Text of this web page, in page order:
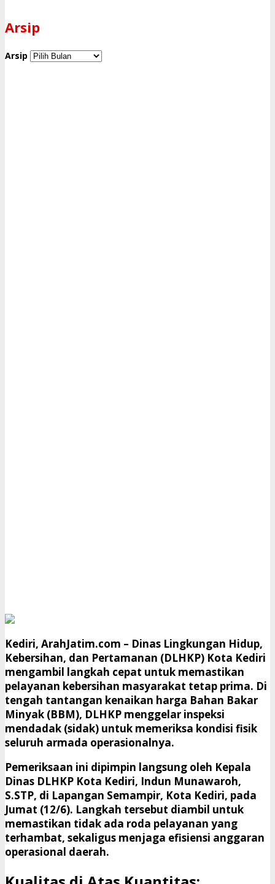
Arsip
Arsip
Kediri, ArahJatim.com – Dinas Lingkungan Hidup,
Kebersihan, dan Pertamanan (DLHKP) Kota Kediri
mengambil langkah cepat untuk memastikan
pelayanan kebersihan masyarakat tetap prima. Di
tengah tantangan kenaikan harga Bahan Bakar
Minyak (BBM), DLHKP menggelar inspeksi
mendadak (sidak) untuk memeriksa kondisi fisik
seluruh armada operasionalnya.
​Pemeriksaan ini dipimpin langsung oleh Kepala
Dinas DLHKP Kota Kediri, Indun Munawaroh,
S.STP, di Lapangan Semampir, Kota Kediri, pada
Jumat (12/6). Langkah tersebut diambil untuk
memastikan tidak ada roda pelayanan yang
terhambat, sekaligus menjaga efisiensi anggaran
operasional daerah.